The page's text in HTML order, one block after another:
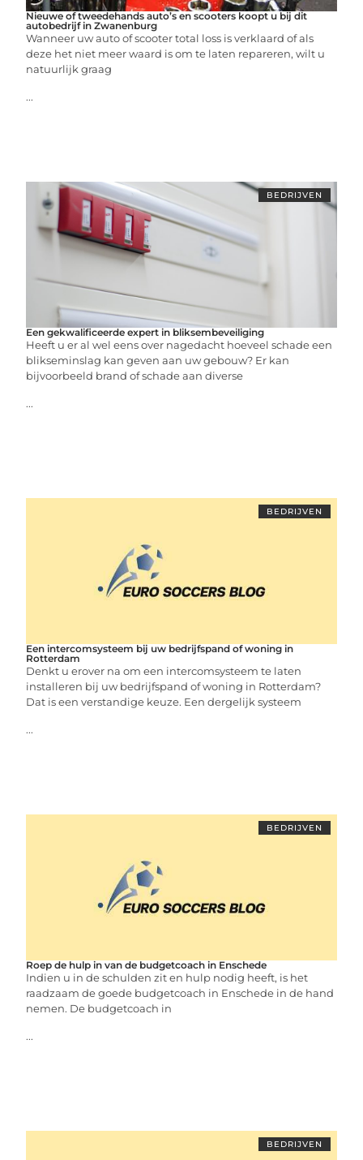
Nieuwe of tweedehands auto’s en scooters koopt u bij dit
autobedrijf in Zwanenburg
Wanneer uw auto of scooter total loss is verklaard of als
deze het niet meer waard is om te laten repareren, wilt u
natuurlijk graag
...
BEDRIJVEN
Een gekwalificeerde expert in bliksembeveiliging
Heeft u er al wel eens over nagedacht hoeveel schade een
blikseminslag kan geven aan uw gebouw? Er kan
bijvoorbeeld brand of schade aan diverse
...
BEDRIJVEN
Een intercomsysteem bij uw bedrijfspand of woning in
Rotterdam
Denkt u erover na om een intercomsysteem te laten
installeren bij uw bedrijfspand of woning in Rotterdam?
Dat is een verstandige keuze. Een dergelijk systeem
...
BEDRIJVEN
Roep de hulp in van de budgetcoach in Enschede
Indien u in de schulden zit en hulp nodig heeft, is het
raadzaam de goede budgetcoach in Enschede in de hand
nemen. De budgetcoach in
...
BEDRIJVEN